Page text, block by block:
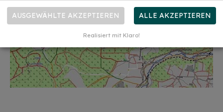
AUSGEWÄHLTE AKZEPTIEREN ALLE AKZEPTIEREN
Realisiert mit Klaro!